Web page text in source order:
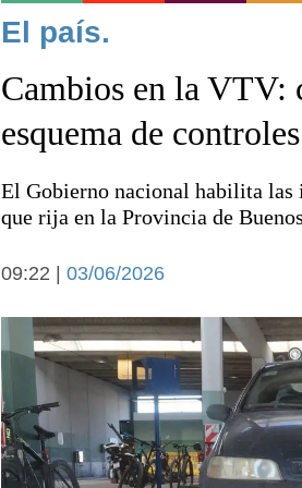
Noticias
Deportes
Arte y cultura
Economía y campo
El país.
Cambios en la VTV:
esquema de
El Gobierno nacional habilita las
que rija en la Provincia de
09:22 | 03/06/2026